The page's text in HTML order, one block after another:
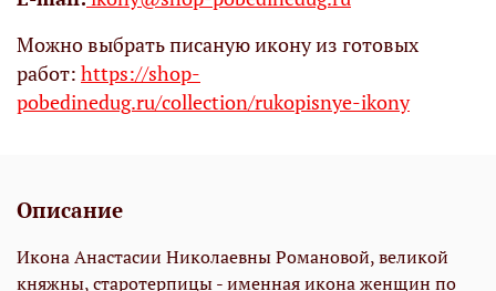
Можно выбрать писаную икону из готовых
работ: https://shop-
pobedinedug.ru/collection/rukopisnye-ikony
Описание
Икона Анастасии Николаевны Романовой, великой
княжны, старотерпицы - именная икона женщин по